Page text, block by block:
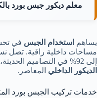
معلم ديكور جبس بورد
يساهم استخدام الجبس في
مساحات داخلية راقية. تصل
إلى 92% في التصاميم الحديثة، مما يعكس أهمية هذه التقنيات في
الديكور الداخلي المعاصر.
خدمات تركيب الجبس بورد